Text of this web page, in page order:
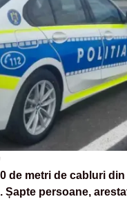
de metri de cabluri
Șapte persoane,